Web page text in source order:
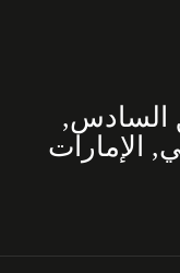
السادس,
الإمارات